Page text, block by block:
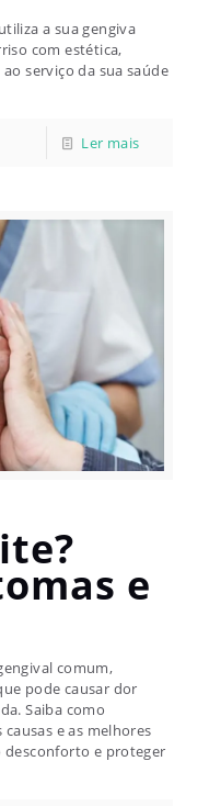
a sua gengiva
com estética,
serviço da sua saúde
e
comum,
pode causar dor
Saiba como
e as melhores
e proteger